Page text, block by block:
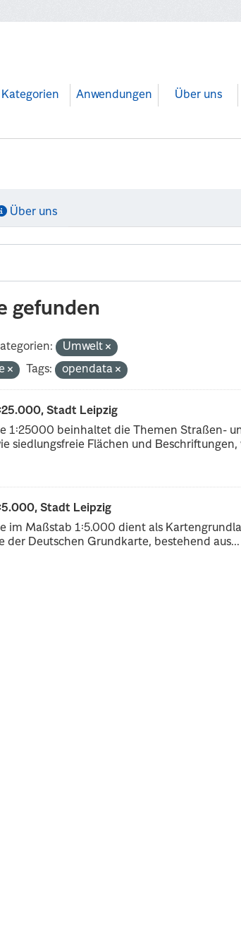
Kategorien Anwendungen Über uns
Über uns
gefunden
Umwelt
Tags: opendata
Stadt Leipzig
1:25000 beinhaltet die Themen Straßen-
siedlungsfreie Flächen und Beschriftungen,
Stadt Leipzig
im Maßstab 1:5.000 dient als
der Deutschen Grundkarte, bestehend aus...